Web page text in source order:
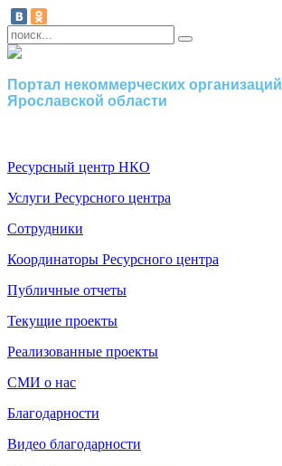
Портал некоммерческих организаций
Ярославской области
Ресурсный центр НКО
Услуги Ресурсного центра
Сотрудники
Координаторы Ресурсного центра
Публичные отчеты
Текущие проекты
Реализованные проекты
СМИ о нас
Благодарности
Видео благодарности